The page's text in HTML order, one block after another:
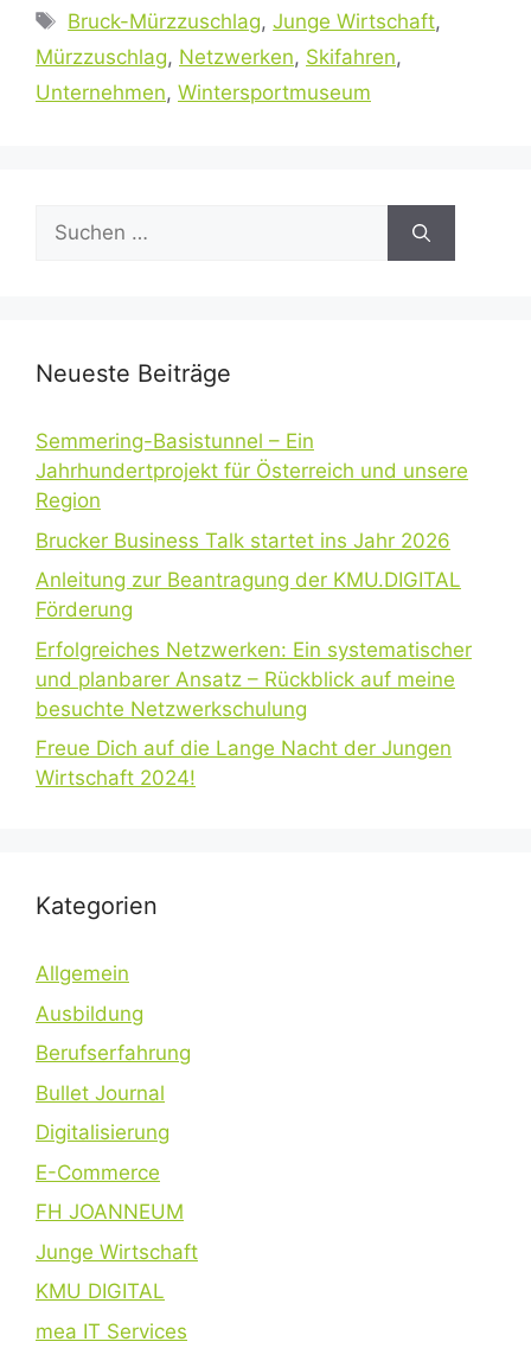
Schlagwörter
Bruck-Mürzzuschlag,Junge Wirtschaft,
Mürzzuschlag, Netzwerken, Skifahren,
Unternehmen, Wintersportmuseum
Suchen
nach:
Neueste Beiträge
Semmering-Basistunnel – Ein
Jahrhundertprojekt für Österreich und unsere
Region
Brucker Business Talk startet ins Jahr 2026
Anleitung zur Beantragung der KMU.DIGITAL
Förderung
Erfolgreiches Netzwerken: Ein systematischer
und planbarer Ansatz – Rückblick auf meine
besuchte Netzwerkschulung
Freue Dich auf die Lange Nacht der Jungen
Wirtschaft 2024!
Kategorien
Allgemein
Ausbildung
Berufserfahrung
Bullet Journal
Digitalisierung
E-Commerce
FH JOANNEUM
Junge Wirtschaft
KMU DIGITAL
mea IT Services